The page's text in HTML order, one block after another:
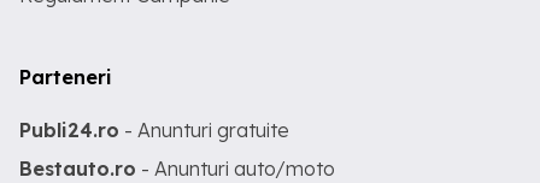
Parteneri
Publi24.ro - Anunturi gratuite
Bestauto.ro - Anunturi auto/moto